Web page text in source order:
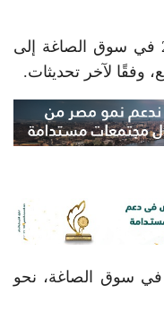
انخفض سعر جرام الذهب عيار 24 في سوق الصاغة إلى
سجل سعر جرام الذهب عيار 22 في سوق الصاغة، نحو